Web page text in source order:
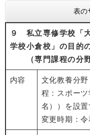
表の
９ 私立専修学校「
学校小倉校」の目的
（専門課程の分野
内容
文化教養分
程：スポー
名））を設置
変更時期：